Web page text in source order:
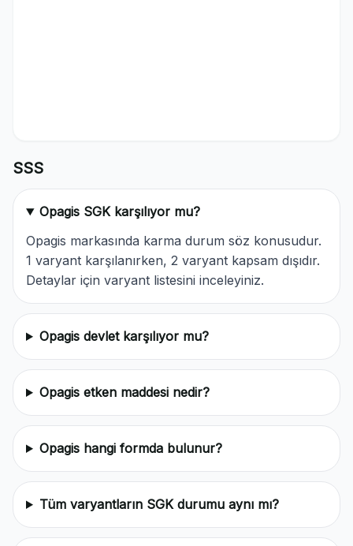
SSS
Opagis SGK karşılıyor mu?
Opagis markasında karma durum söz konusudur.
1 varyant karşılanırken, 2 varyant kapsam dışıdır.
Detaylar için varyant listesini inceleyiniz.
Opagis devlet karşılıyor mu?
Opagis etken maddesi nedir?
Opagis hangi formda bulunur?
Tüm varyantların SGK durumu aynı mı?